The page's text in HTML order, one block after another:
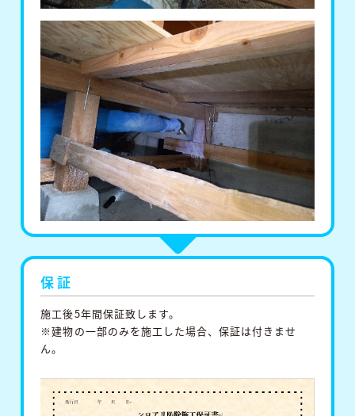
保証
施⼯後5年間保証致します。
※建物の⼀部のみを施⼯した場合、保証は付きませ
ん。